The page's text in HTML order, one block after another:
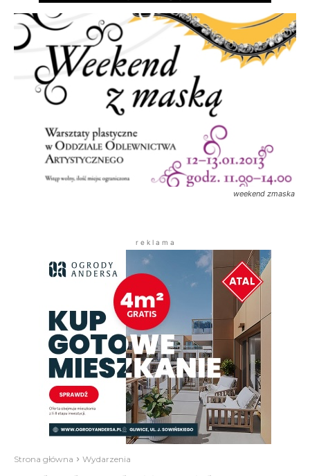
weekend zmaska
r e k l a m a
Strona główna Wydarzenia